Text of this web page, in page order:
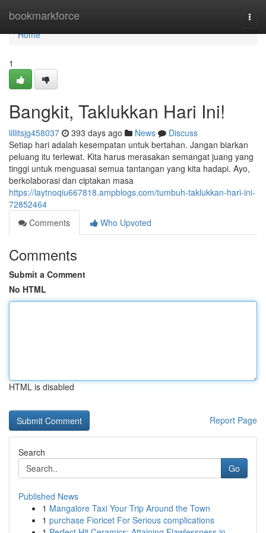
bookmarkforce
Home
Home
1
Bangkit, Taklukkan Hari Ini!
lillitsjg458037 393 days ago News
Discuss
Setiap hari adalah kesempatan untuk bertahan. Jangan biarkan
peluang itu terlewat. Kita harus merasakan semangat juang yang
tinggi untuk menguasai semua tantangan yang kita hadapi. Ayo,
berkolaborasi dan ciptakan masa
https://laytnoqiu667818.ampblogs.com/tumbuh-taklukkan-hari-ini-
72852464
Comments
Who Upvoted
Comments
Submit a Comment
No HTML
HTML is disabled
Report Page
Search
Go
Published News
1 Mangalore Taxi Your Trip Around the Town
1 purchase Fioricet For Serious complications